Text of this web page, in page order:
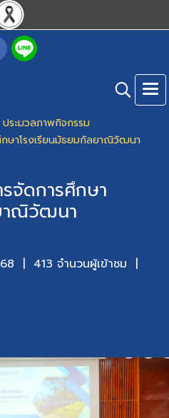
ประมวลภาพกิจกรรม
ษาโรงเรียนมัธยมกัลยาณิวัฒนา
จัดการศึกษา
าณิวัฒนา
| 413 จำนวนผู้เข้าชม |